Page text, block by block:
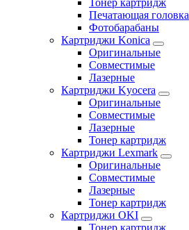
Тонер картридж
Печатающая головка
Фотобарабаны
Картриджи Konica
Оригинальные
Совместимые
Лазерные
Картриджи Kyocera
Оригинальные
Совместимые
Лазерные
Тонер картридж
Картриджи Lexmark
Оригинальные
Совместимые
Лазерные
Тонер картридж
Картриджи OKI
Тонер картридж